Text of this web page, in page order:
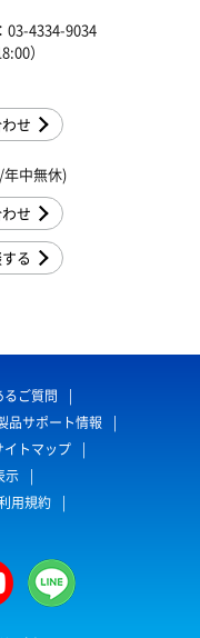
03-4334-9034
）
せ
中無休)
せ
る
るご質問
品サポート情報
イトマップ
示
用規約